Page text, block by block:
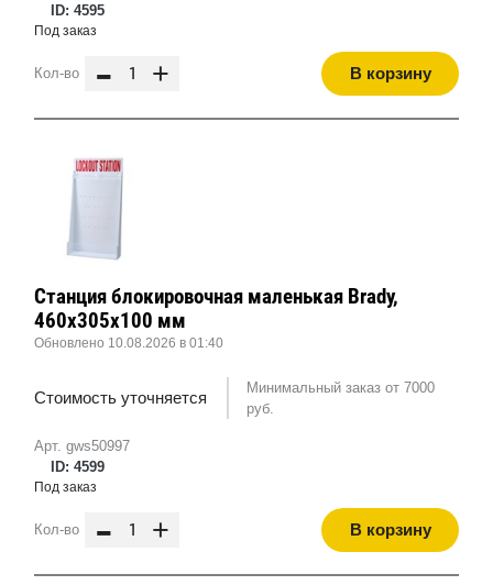
ID: 4595
Под заказ
Кол-во - + В корзину
Арт. gws50997
ID: 4599
Станция блокировочная маленькая Brady,
460x305x100 мм
Обновлено 10.08.2026 в 01:40
Стоимость уточняется
Минимальный заказ от 7000
руб.
Под заказ
Кол-во - + В корзину